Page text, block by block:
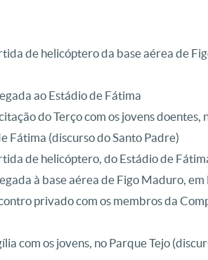
de helicóptero da base aérea de
ao Estádio de Fátima
do Terço com os jovens doentes,
Fátima (discurso do Santo Padre)
de helicóptero, do Estádio de
à base aérea de Figo Maduro, em
privado com os membros da
com os jovens, no Parque Tejo